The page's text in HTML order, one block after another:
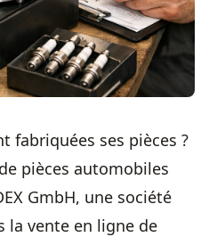
fabriquées ses pièces ?
pièces automobiles
GmbH, une société
la vente en ligne de